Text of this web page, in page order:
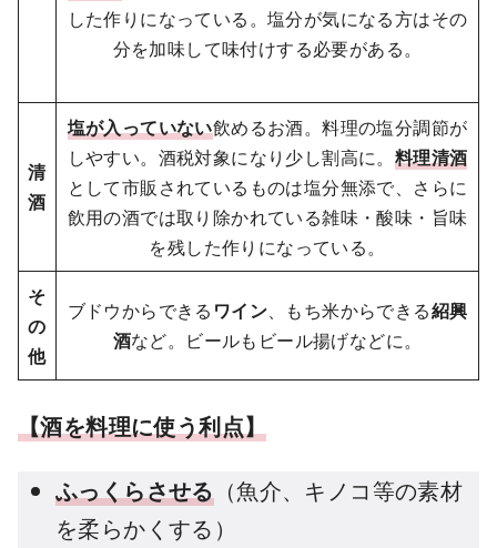
した作りになっている。塩分が気になる方はその
分を加味して味付けする必要がある。
清
酒
塩が入っていない飲めるお酒。料理の塩分調節が
しやすい。酒税対象になり少し割高に。 料理清酒
として市販されているものは塩分無添で、さらに
飲用の酒では取り除かれている雑味・酸味・旨味
を残した作りになっている。
そ
の
他
ブドウからできる ワイン、もち米からできる紹興
酒など。ビールもビール揚げなどに。
【酒を料理に使う利点】
ふっくらさせる（魚介、キノコ等の素材
を柔らかくする）